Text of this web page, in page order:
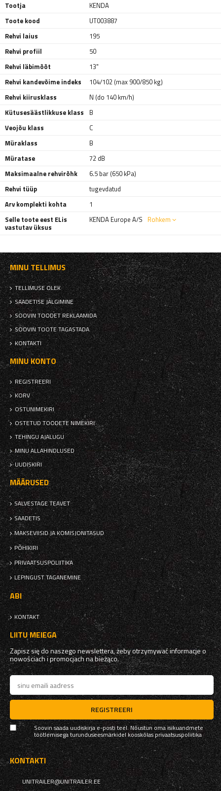
Tootja
KENDA
Toote kood
UT003887
Rehvi laius
195
Rehvi profiil
50
Rehvi läbimõõt
13"
Rehvi kandevõime indeks
104/102 (max 900/850 kg)
Rehvi kiirusklass
N (do 140 km/h)
Kütusesäästlikkuse klass
B
Veojõu klass
C
Müraklass
B
Müratase
72 dB
Maksimaalne rehvirõhk
6.5 bar (650 kPa)
Rehvi tüüp
tugevdatud
Arv komplekti kohta
1
Selle toote eest ELis
vastutav üksus
KENDA Europe A/S Rohkem
MINU TELLIMUS
TELLIMUSE OLEK
SAADETISE JÄLGIMINE
SOOVIN TOODET REKLAAMIDA
SOOVIN TOOTE TAGASTADA
KONTAKTI
MINU KONTO
REGISTREERI
KORV
OSTUNIMEKIRI
OSTETUD TOODETE NIMEKIRI
TEHINGU AJALUGU
MINU ALLAHINDLUSED
UUDISKIRI
MÄÄRUSED
SALVESTAGE TEAVET
SAADETIS
MAKSEVIISID JA KOMISJONITASUD
PÕHIKIRI
PRIVAATSUSPOLIITIKA
LEPINGUST TAGANEMINE
ABI
KONTAKT
LIITU MEIEGA
Zapisz się do naszego newslettera, żeby otrzymywać informacje o
nowościach i promocjach na bieżąco.
REGISTREERI
Soovin saada uudiskirja e-posti teel. Nõustun oma isikuandmete
töötlemisega turunduseesmärkidel kooskõlasprivaatsuspoliitika
KONTAKTI
UNITRAILER@UNITRAILER.EE